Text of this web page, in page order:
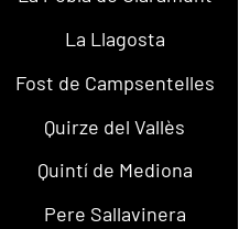
La Llagosta
Fost de Campsentelles
Quirze del Vallès
Quintí de Mediona
Pere Sallavinera